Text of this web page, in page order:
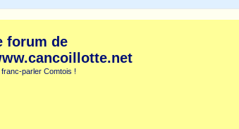
forum de
franc-parler Comtois !